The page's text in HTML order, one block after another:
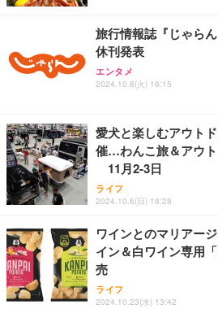
務用 おしゃれ パソコン
ANDWINT オフィスチェ
ッシュ 通気性 ランバー
ス圧無段階昇降 360度回
【MiniLED/24.5inch/
HOOTER Gaming
グモニター QD 24.5イン
ュラー 200枚入【
旅行情報誌『じゃら
休刊発表
エンタメ
2024.10.8(火) 16:15
愛犬と楽しむアウト
催…わんこ旅＆アウ
11月2-3日
ライフ
2024.10.6(日) 18:28
ワインとのマリアー
イン＆白ワイン専用
売
ライフ
2024.10.23(水) 13:42